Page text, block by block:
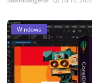
Windows